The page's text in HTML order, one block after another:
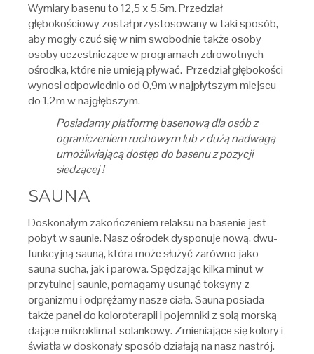
Wymiary basenu to 12,5 x 5,5m. Przedział
głębokościowy został przystosowany w taki sposób,
aby mogły czuć się w nim swobodnie także osoby
osoby uczestniczące w programach zdrowotnych
ośrodka, które nie umieją pływać. Przedział głębokości
wynosi odpowiednio od 0,9m w najpłytszym miejscu
do 1,2m w najgłębszym.
Posiadamy platformę basenową dla osób z
ograniczeniem ruchowym lub z dużą nadwagą
umożliwiającą dostęp do basenu z pozycji
siedzącej !
SAUNA
Doskonałym zakończeniem relaksu na basenie jest
pobyt w saunie. Nasz ośrodek dysponuje nową, dwu-
funkcyjną sauną, która może służyć zarówno jako
sauna sucha, jak i parowa. Spędzając kilka minut w
przytulnej saunie, pomagamy usunąć toksyny z
organizmu i odprężamy nasze ciała. Sauna posiada
także panel do koloroterapii i pojemniki z solą morską
dające mikroklimat solankowy. Zmieniające się kolory i
światła w doskonały sposób działają na nasz nastrój.